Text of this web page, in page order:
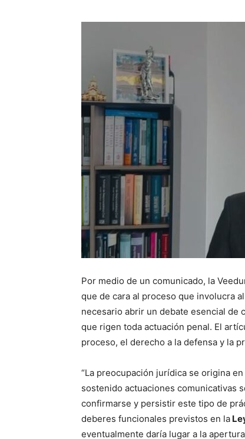
Por medio de un comunicado, la
que de cara al proceso que involucra
necesario abrir un debate esencial de
que rigen toda actuación penal. El
proceso, el derecho a la defensa y la
“La preocupación jurídica se origina
sostenido actuaciones comunicativas
confirmarse y persistir este tipo de
deberes funcionales previstos en la
eventualmente daría lugar a la